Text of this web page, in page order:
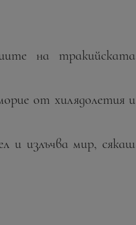
на тракийската
от хилядолетия и
и излъчва мир, сякаш